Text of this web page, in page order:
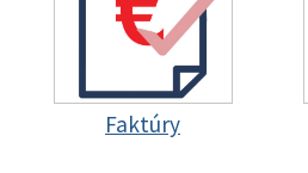
Faktúry